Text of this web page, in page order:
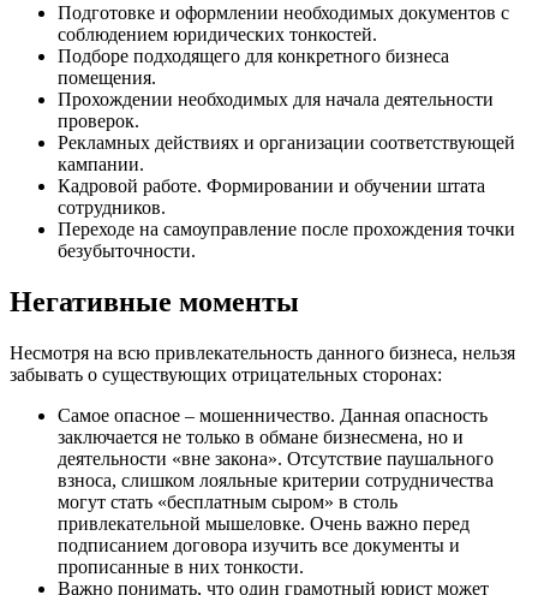
Подготовке и оформлении необходимых документов с
соблюдением юридических тонкостей.
Подборе подходящего для конкретного бизнеса
помещения.
Прохождении необходимых для начала деятельности
проверок.
Рекламных действиях и организации соответствующей
кампании.
Кадровой работе. Формировании и обучении штата
сотрудников.
Переходе на самоуправление после прохождения точки
безубыточности.
Негативные моменты
Несмотря на всю привлекательность данного бизнеса, нельзя
забывать о существующих отрицательных сторонах:
Самое опасное – мошенничество. Данная опасность
заключается не только в обмане бизнесмена, но и
деятельности «вне закона». Отсутствие паушального
взноса, слишком лояльные критерии сотрудничества
могут стать «бесплатным сыром» в столь
привлекательной мышеловке. Очень важно перед
подписанием договора изучить все документы и
прописанные в них тонкости.
Важно понимать, что один грамотный юрист может